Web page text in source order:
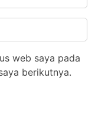
web saya pada
berikutnya.